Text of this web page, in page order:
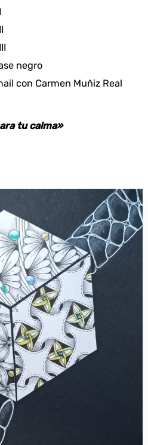
negro
con Carmen Muñiz Real
tu calma»